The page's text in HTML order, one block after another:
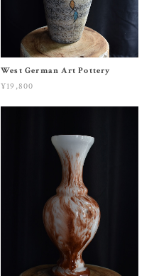
West German Art Pottery
¥19,800